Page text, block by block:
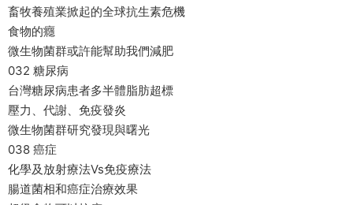
畜牧養殖業掀起的全球抗生素危機
食物的癮
微生物菌群或許能幫助我們減肥
032 糖尿病
台灣糖尿病患者多半體脂肪超標
壓力、代謝、免疫發炎
微生物菌群研究發現與曙光
038 癌症
化學及放射療法Vs免疫療法
腸道菌相和癌症治療效果